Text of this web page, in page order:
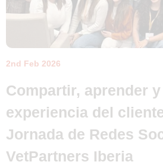
2nd Feb 2026
Compartir, aprender
experiencia del
Jornada de Redes
VetPartners Iberia